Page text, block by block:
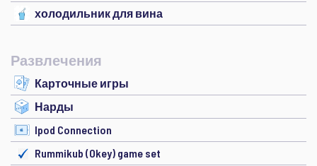
холодильник для вина
Развлечения
Карточные игры
Нарды
Ipod Connection
Rummikub (Okey) game set